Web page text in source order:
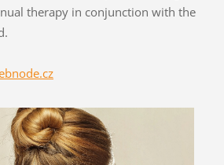
therapy in conjunction with the